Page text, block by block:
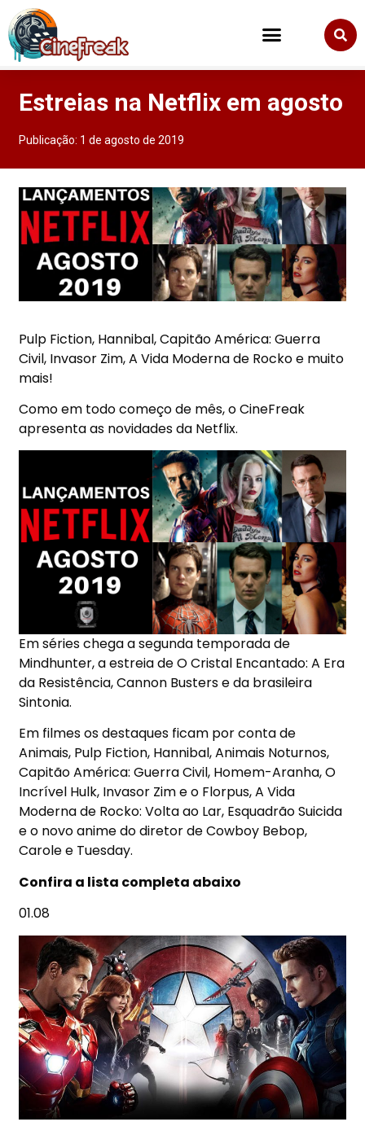
Estreias na Netflix em agosto
Publicação: 1 de agosto de 2019
Pulp Fiction, Hannibal, Capitão América: Guerra
Civil, Invasor Zim, A Vida Moderna de Rocko e muito
mais!
Como em todo começo de mês, o CineFreak
apresenta as novidades da Netflix.
Em séries chega a segunda temporada de
Mindhunter, a estreia deO Cristal Encantado: A Era
da Resistência,Cannon Busterse da brasileira
Sintonia.
Em filmes os destaques ficam por conta de
Animais, Pulp Fiction, Hannibal, Animais Noturnos,
Capitão América: Guerra Civil, Homem-Aranha, O
Incrível Hulk, Invasor Zim e o Florpus, A Vida
Moderna de Rocko: Volta ao Lar, Esquadrão Suicida
e o novo anime do diretor de Cowboy Bebop,
Carole e Tuesday.
Confira a lista completa abaixo
01.08